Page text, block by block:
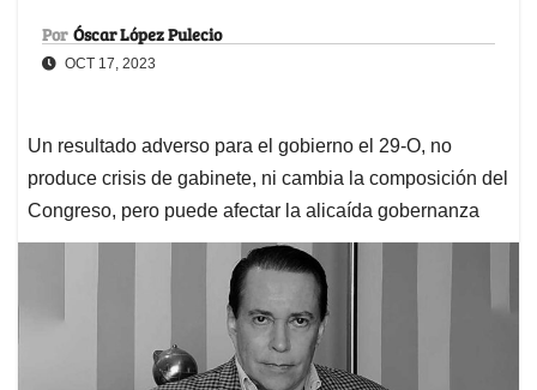
Por Óscar López Pulecio
OCT 17, 2023
Un resultado adverso para el gobierno el 29-O, no
produce crisis de gabinete, ni cambia la composición del
Congreso, pero puede afectar la alicaída gobernanza